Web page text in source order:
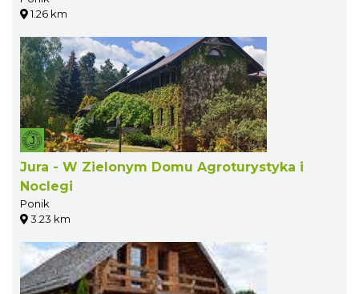
1.26 km
Jura - W Zielonym Domu Agroturystyka i
Noclegi
Ponik
3.23 km